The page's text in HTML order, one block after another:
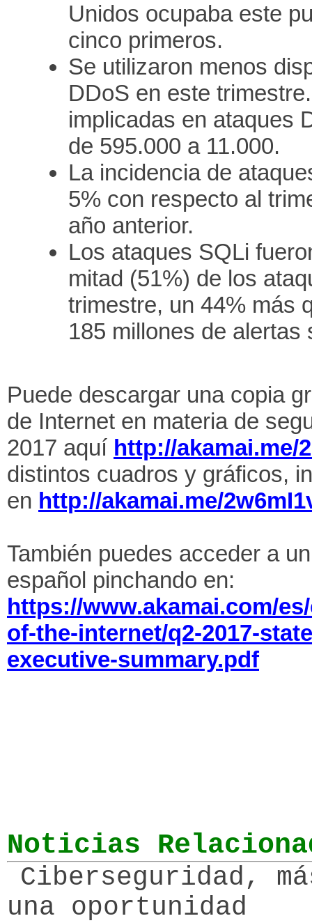
Unidos ocupaba este
cinco primeros.
Se utilizaron menos
DDoS en este
implicadas en ataques
de 595.000 a 11.000.
La incidencia de
5% con respecto al
año anterior.
Los ataques SQLi
mitad (51%) de los
trimestre, un 44% más
185 millones de
Puede descargar una copia
de Internet en materia de
2017 aquí http://akamai.me/
distintos cuadros y gráficos,
en http://akamai.me/
También puedes acceder a
español pinchando en:
https://www.akamai.com/
of-the-internet/q2-2017-
executive-summary.pdf
Noticias
Ciberseguridad,
una oportunidad